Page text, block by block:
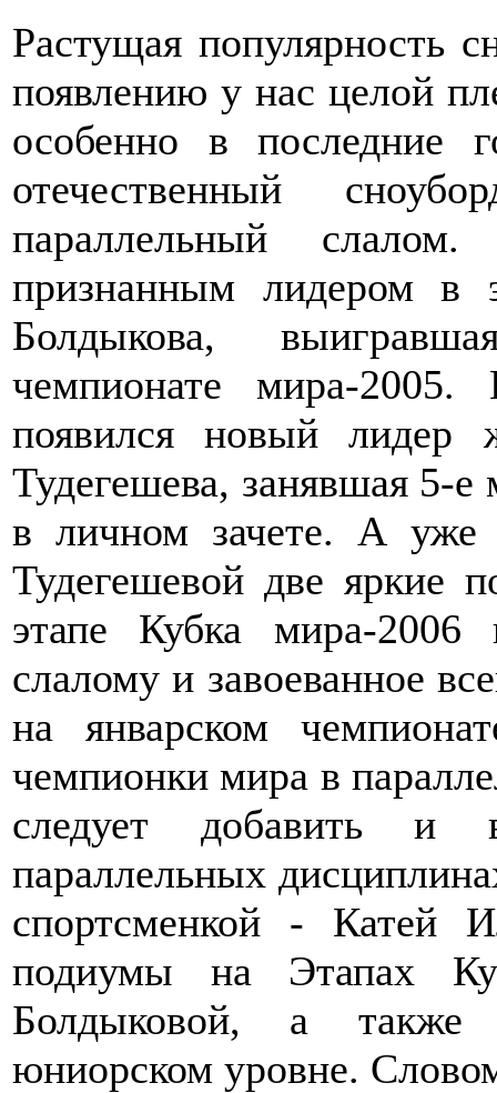
Растущая популярность
появлению у нас целой
особенно в последние
отечественный
параллельный
признанным лидером в
Болдыкова,
чемпионате мира-
появился новый лидер
Тудегешева, занявшая 5-
в личном зачете. А уже
Тудегешевой две яркие
этапе Кубка мира-
слалому и завоеванное
на январском
чемпионки мира в
следует добавить
параллельных
спортсменкой - Катей
подиумы на Этапах
Болдыковой, а также
юниорском уровне.